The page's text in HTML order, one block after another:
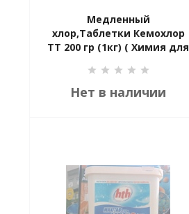
Медленный
хлор,Таблетки Кемохлор
ТT 200 гр (1кг) ( Химия для
Нет в наличии